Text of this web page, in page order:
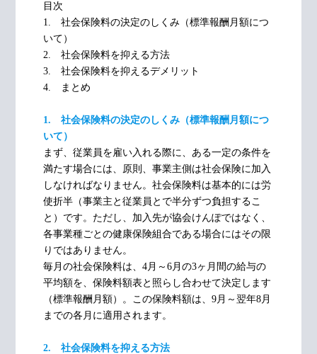
目次
1. 社会保険料の決定のしくみ（標準報酬月額につ
いて）
2. 社会保険料を抑える方法
3. 社会保険料を抑えるデメリット
4. まとめ
1. 社会保険料の決定のしくみ（標準報酬月額につ
いて）
まず、従業員を雇い入れる際に、ある一定の条件を
満たす場合には、原則、事業主側は社会保険に加入
しなければなりません。社会保険料は基本的には労
使折半（事業主と従業員とで半分ずつ負担するこ
と）です。ただし、加入先が協会けんぽではなく、
各事業種ごとの健康保険組合である場合にはその限
りではありません。
毎月の社会保険料は、4月～6月の3ヶ月間の給与の
平均額を、保険料額表と照らし合わせて決定します
（標準報酬月額）。この保険料額は、9月～翌年8月
までの各月に適用されます。
2. 社会保険料を抑える方法